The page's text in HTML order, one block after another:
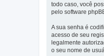
todo caso, você
pelo software
A sua senha é
acesso de seu
legalmente
o seu nome de